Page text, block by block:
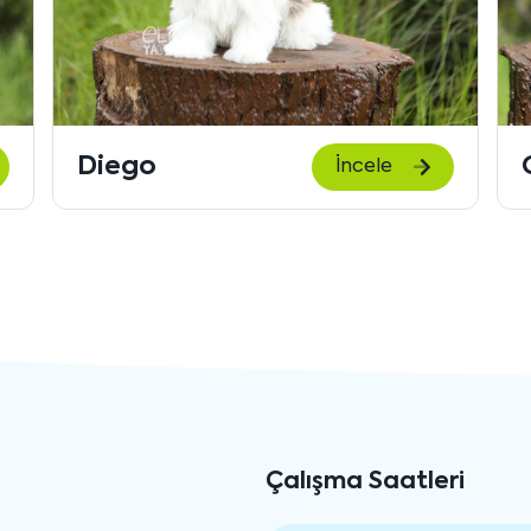
Gigi İncele
Çalışma Saatleri